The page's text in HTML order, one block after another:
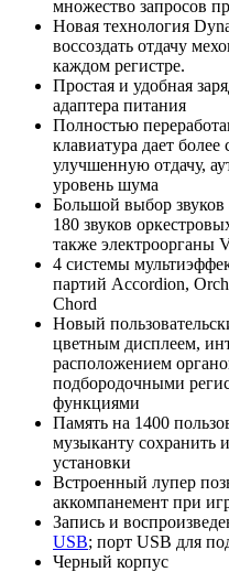
множество запросов
Новая технология
воссоздать отдачу
каждом регистре.
Простая и удобная
адаптера питания
Полностью
клавиатура дает
улучшенную отдачу,
уровень шума
Большой выбор звуков
180 звуков
также электроорганы
4 системы
партий Accordion,
Chord
Новый
цветным дисплеем,
расположением
подбородочными
функциями
Память на 1400
музыканту сохранить
установки
Встроенный лупер
аккомпанемент при
Запись и
USB; порт USB для
Черный корпус